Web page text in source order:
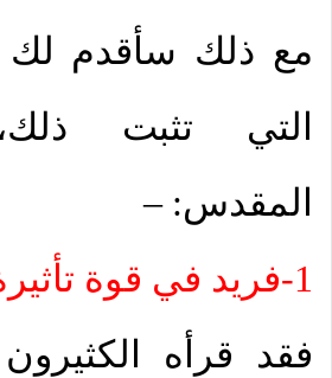
مع ذلك سأقدم لك
التي تثبت
المقدس: –
1-فريد في قوة تأثيرة:
فقد قرأه